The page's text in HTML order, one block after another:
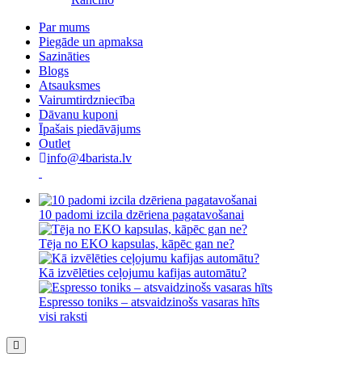
Par mums
Piegāde un apmaksa
Sazināties
Blogs
Atsauksmes
Vairumtirdzniecība
Dāvanu kuponi
Īpašais piedāvājums
Outlet
info@4barista.lv
10 padomi izcila dzēriena pagatavošanai
Tēja no EKO kapsulas, kāpēc gan ne?
Kā izvēlēties ceļojumu kafijas automātu?
Espresso toniks – atsvaidzinošs vasaras hīts
visi raksti